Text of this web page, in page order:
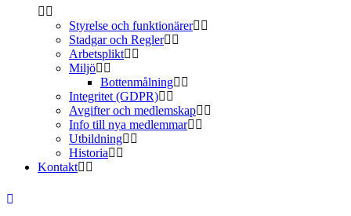
Styrelse och funktionärer
Stadgar och Regler
Arbetsplikt
Miljö
Bottenmålning
Integritet (GDPR)
Avgifter och medlemskap
Info till nya medlemmar
Utbildning
Historia
Kontakt